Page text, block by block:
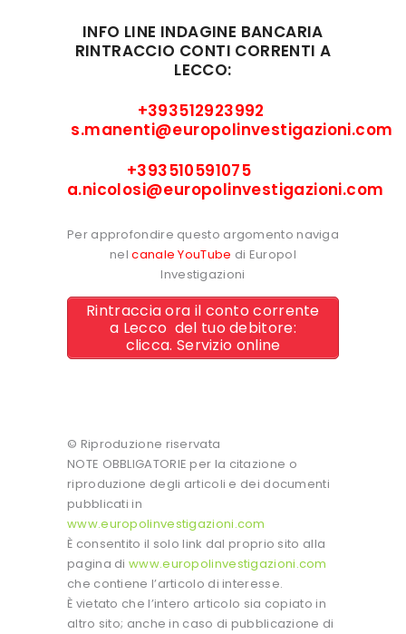
INFO LINE INDAGINE BANCARIA
RINTRACCIO CONTI CORRENTI A
LECCO:
+393512923992
s.manenti@europolinvestigazioni.com
+393510591075
a.nicolosi@europolinvestigazioni.com
Per approfondire questo argomento naviga
nelcanale YouTube di Europol
Investigazioni
Rintraccia ora il conto corrente
a Lecco del tuo debitore:
clicca. Servizio online
© Riproduzione riservata
NOTE OBBLIGATORIE per la citazione o
riproduzione degli articoli e dei documenti
pubblicati in
www.europolinvestigazioni.com
È consentito il solo link dal proprio sito alla
pagina di www.europolinvestigazioni.com
che contiene l’articolo di interesse.
È vietato che l’intero articolo sia copiato in
altro sito; anche in caso di pubblicazione di